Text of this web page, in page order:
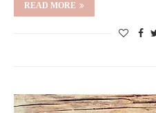
READ MORE